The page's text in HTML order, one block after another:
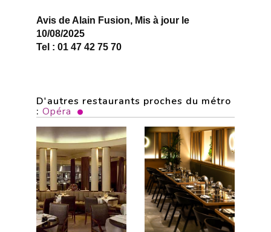
Avis de Alain Fusion, Mis à jour le
10/08/2025
Tel : 01 47 42 75 70
D'autres restaurants proches du métro
: Opéra